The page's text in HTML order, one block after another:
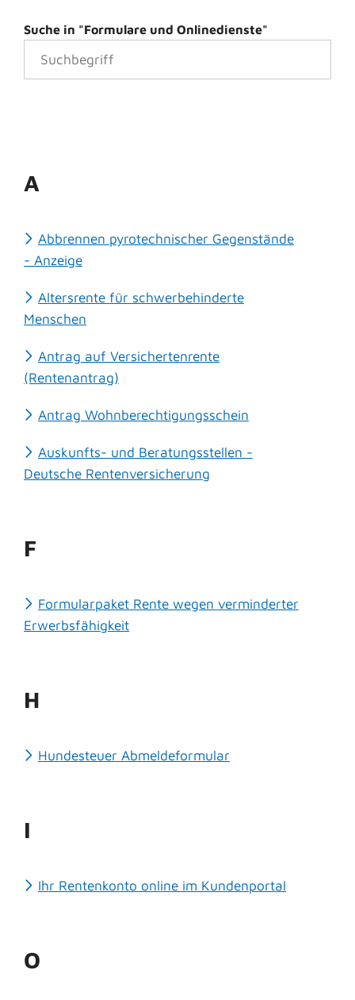
Suche in "Formulare und Onlinedienste"
A
Abbrennen pyrotechnischer Gegenstände
- Anzeige
Altersrente für schwerbehinderte
Menschen
Antrag auf Versichertenrente
(Rentenantrag)
Antrag Wohnberechtigungsschein
Auskunfts- und Beratungsstellen -
Deutsche Rentenversicherung
F
Formularpaket Rente wegen verminderter
Erwerbsfähigkeit
H
Hundesteuer Abmeldeformular
I
Ihr Rentenkonto online im Kundenportal
O